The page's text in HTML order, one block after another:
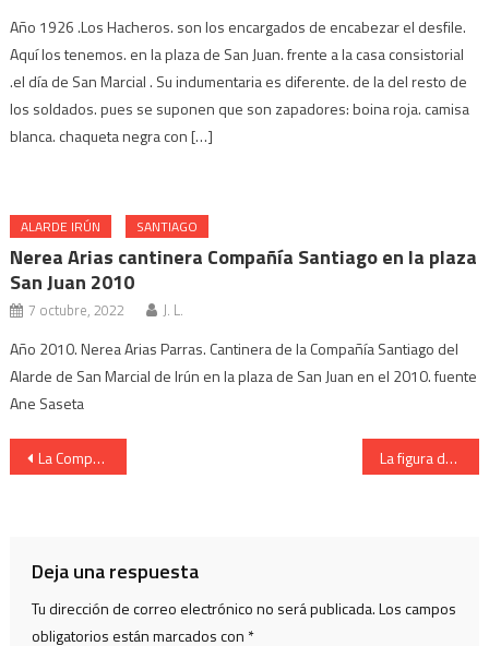
Año 1926 .Los Hacheros. son los encargados de encabezar el desfile.
Aquí los tenemos. en la plaza de San Juan. frente a la casa consistorial
.el día de San Marcial . Su indumentaria es diferente. de la del resto de
los soldados. pues se suponen que son zapadores: boina roja. camisa
blanca. chaqueta negra con […]
ALARDE IRÚN SANTIAGO
Nerea Arias cantinera Compañía Santiago en la plaza
San Juan 2010
7 octubre, 2022 J. L.
Año 2010. Nerea Arias Parras. Cantinera de la Compañía Santiago del
Alarde de San Marcial de Irún en la plaza de San Juan en el 2010. fuente
Ane Saseta
Navegación
La Compañía Santiago del Alarde de Irún – en la Revista de Armas La figura del Teniente de la Batería de Artillería – Fernando Amunarriz
Deja una respuesta
Tu dirección de correo electrónico no será publicada.Los campos
obligatorios están marcados con *